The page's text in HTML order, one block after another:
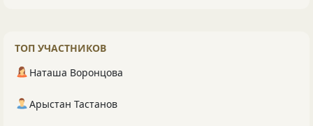
ТОП УЧАСТНИКОВ
Наташа Воронцова
Арыстан Тастанов